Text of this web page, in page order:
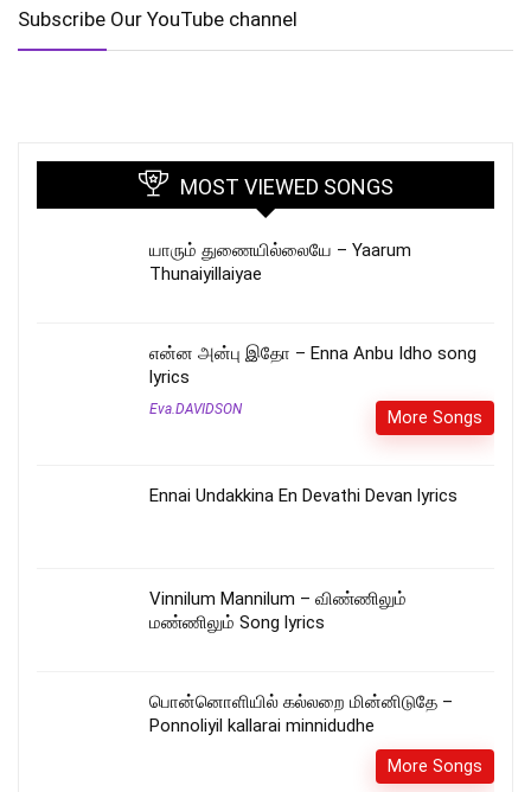
Subscribe Our YouTube channel
MOST VIEWED SONGS
யாரும் துணையில்லையே – Yaarum
Thunaiyillaiyae
என்ன அன்பு இதோ – Enna Anbu Idho song
lyrics
Eva.DAVIDSON More Songs
Ennai Undakkina En Devathi Devan lyrics
Vinnilum Mannilum – விண்ணிலும்
மண்ணிலும் Song lyrics
பொன்னொளியில் கல்லறை மின்னிடுதே –
Ponnoliyil kallarai minnidudhe
More Songs